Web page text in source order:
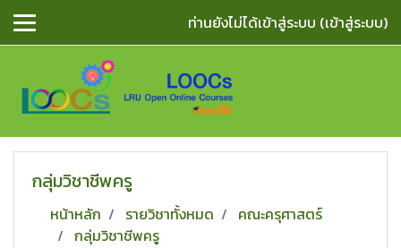
ข้ามไปยังเนื้อหาหลัก
ท่านยังไม่ได้เข้าสู่ระบบ (เข้าสู่ระบบ)
กลุ่มวิชาชีพครู
หน้าหลัก รายวิชาทั้งหมด
คณะครุศาสตร์
กลุ่มวิชาชีพครู